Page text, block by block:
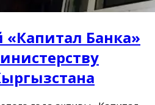
«Капитал Банка»